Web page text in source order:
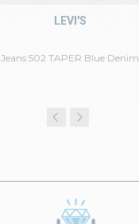
Jeans 502 TAPER Blue Denim
LEVI'S